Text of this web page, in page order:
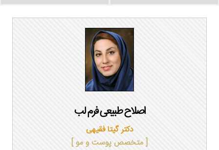
اصلاح طبیعی فرم لب
دکتر گیتا فقیهی
[ متخصص پوست و مو ]